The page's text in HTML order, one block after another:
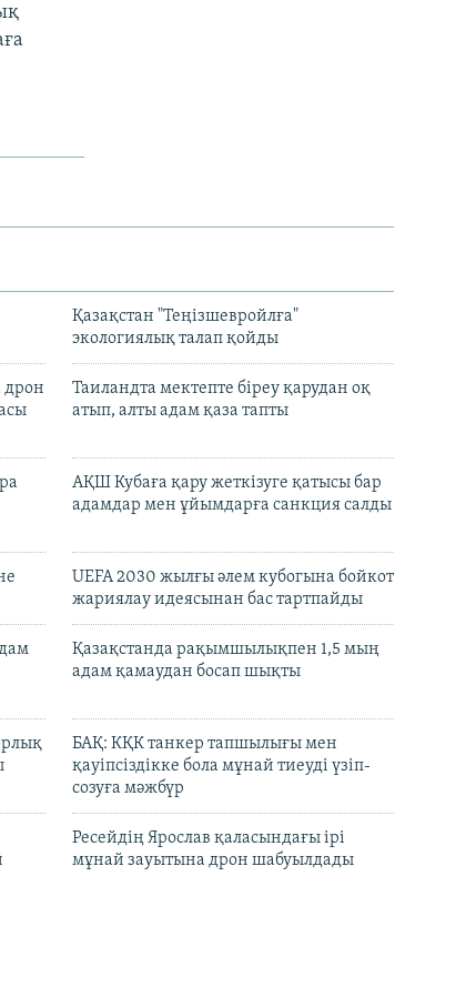
Қазақстан "Теңізшевройлға"
экологиялық талап қойды
дрон
Таиландта мектепте біреу қарудан оқ
атып, алты адам қаза тапты
АҚШ Кубаға қару жеткізуге қатысы бар
адамдар мен ұйымдарға санкция салды
UEFA 2030 жылғы әлем кубогына бойкот
жариялау идеясынан бас тартпайды
Қазақстанда рақымшылықпен 1,5 мың
адам қамаудан босап шықты
БАҚ: КҚК танкер тапшылығы мен
қауіпсіздікке бола мұнай тиеуді үзіп-
созуға мәжбүр
Ресейдің Ярослав қаласындағы ірі
мұнай зауытына дрон шабуылдады